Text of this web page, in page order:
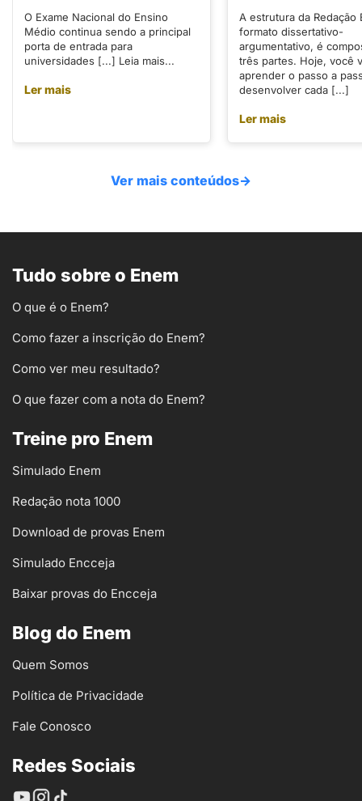
O Exame Nacional do Ensino
Médio continua sendo a principal
porta de entrada para
universidades [...] Leia mais...
Ler mais
A estrutura da Redação
formato dissertativo-
argumentativo, é
três partes. Hoje, você
aprender o passo a
desenvolver cada [...]
Ler mais
Ver mais conteúdos→
Tudo sobre o Enem
O que é o Enem?
Como fazer a inscrição do Enem?
Como ver meu resultado?
O que fazer com a nota do Enem?
Treine pro Enem
Simulado Enem
Redação nota 1000
Download de provas Enem
Simulado Encceja
Baixar provas do Encceja
Blog do Enem
Quem Somos
Política de Privacidade
Fale Conosco
Redes Sociais